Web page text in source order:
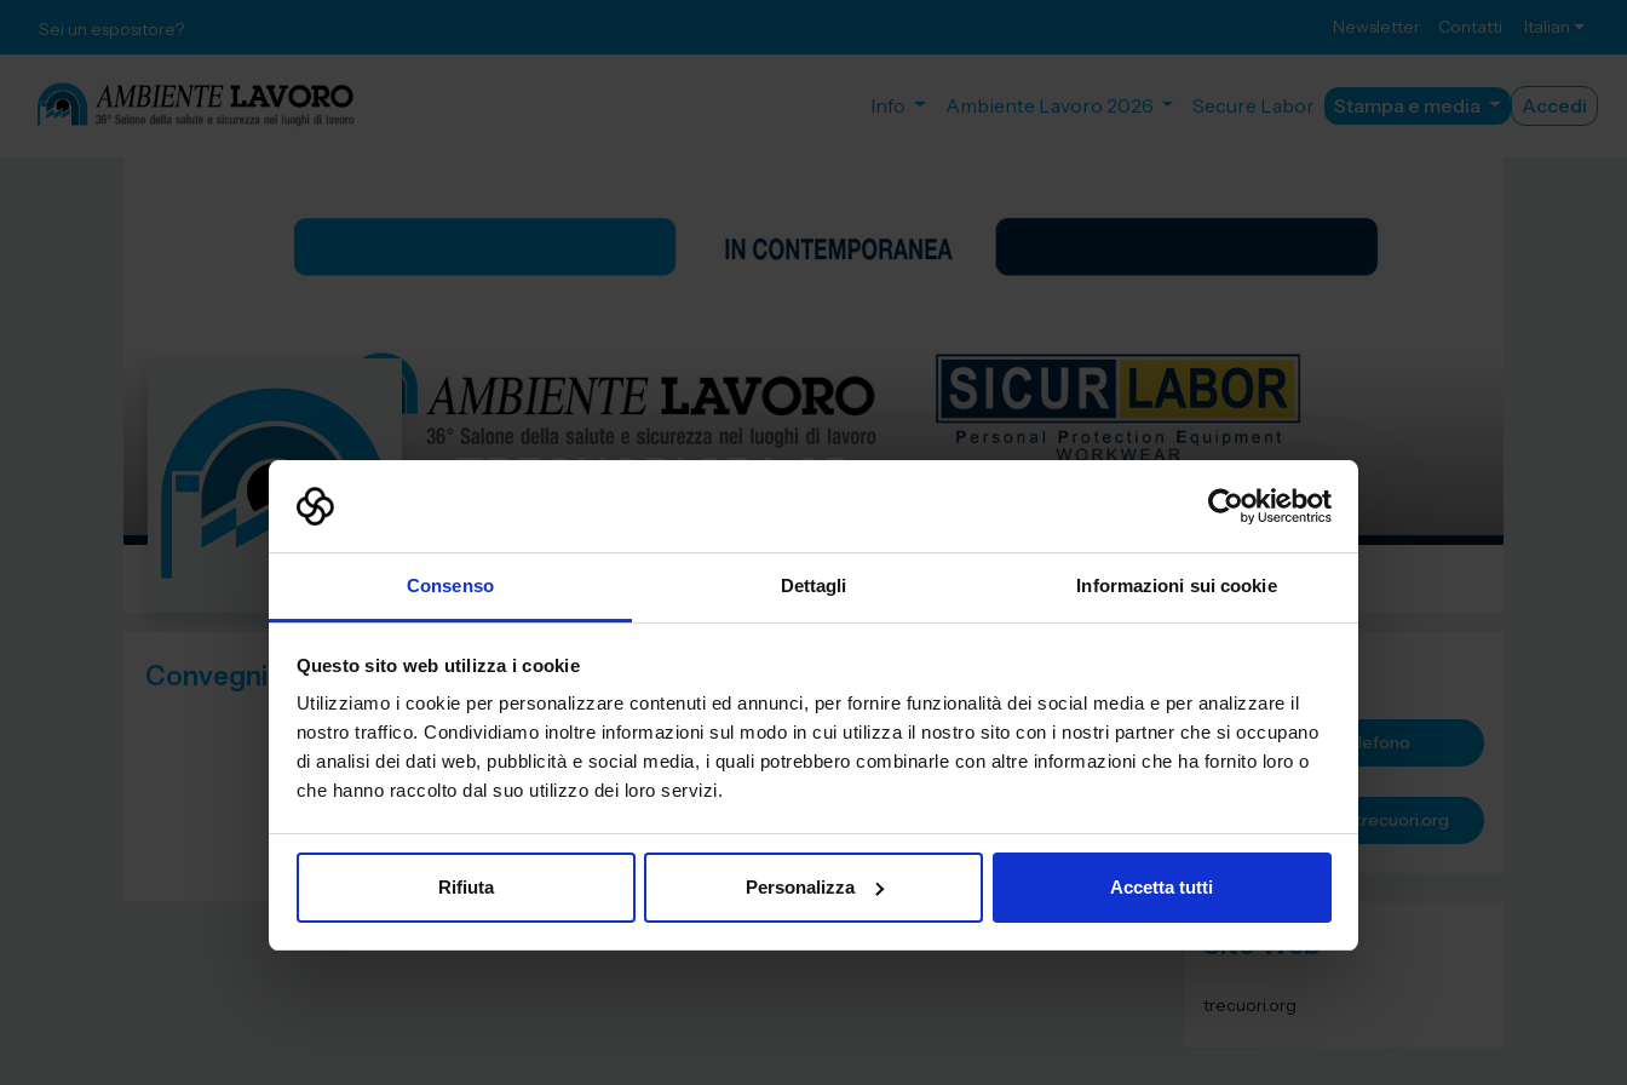
Consenso Dettagli Informazioni sui cookie
Questo sito web utilizza i cookie
Utilizziamo i cookie per personalizzare contenuti ed annunci, per fornire funzionalità dei social media e per analizzare il
nostro traffico. Condividiamo inoltre informazioni sul modo in cui utilizza il nostro sito con i nostri partner che si occupano
di analisi dei dati web, pubblicità e social media, i quali potrebbero combinarle con altre informazioni che ha fornito loro o
che hanno raccolto dal suo utilizzo dei loro servizi.
Rifiuta Personalizza Accetta tutti
Sei un espositore? Newsletter Contatti Italian
Info Ambiente Lavoro 2026 Secure Labor Stampa e media Accedi
TRECUORI SPA SB
Home
Convegni
Nessun Convegno presente
Vedi telefono
info.servizi@trecuori.org
Sito Web
trecuori.org